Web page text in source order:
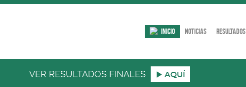
Inicio Noticias Resultados
VER RESULTADOS FINALES AQUÍ